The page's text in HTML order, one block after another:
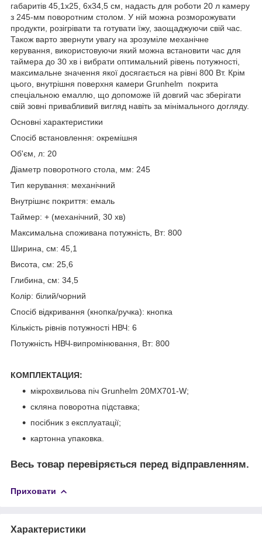
габаритів 45,1х25, 6х34,5 см, надасть для роботи 20 л камеру
з 245-мм поворотним столом. У ній можна розморожувати
продукти, розігрівати та готувати їжу, заощаджуючи свій час.
Також варто звернути увагу на зрозуміле механічне
керування, використовуючи який можна встановити час для
таймера до 30 хв і вибрати оптимальний рівень потужності,
максимальне значення якої досягається на рівні 800 Вт. Крім
цього, внутрішня поверхня камери Grunhelm покрита
спеціальною емаллю, що допоможе їй довгий час зберігати
свій зовні привабливий вигляд навіть за мінімального догляду.
Основні характеристики
Спосіб встановлення: окремішня
Об'єм, л: 20
Діаметр поворотного стола, мм: 245
Тип керування: механічний
Внутрішнє покриття: емаль
Таймер: + (механічний, 30 хв)
Максимальна споживана потужність, Вт: 800
Ширина, см: 45,1
Висота, см: 25,6
Глибина, см: 34,5
Колір: білий/чорний
Спосіб відкривання (кнопка/ручка): кнопка
Кількість рівнів потужності НВЧ: 6
Потужність НВЧ-випромінювання, Вт: 800
КОМПЛЕКТАЦИЯ:
мікрохвильова піч Grunhelm 20MX701-W;
скляна поворотна підставка;
посібник з експлуатації;
картонна упаковка.
Весь товар перевіряється перед відправленням.
Приховати
Характеристики